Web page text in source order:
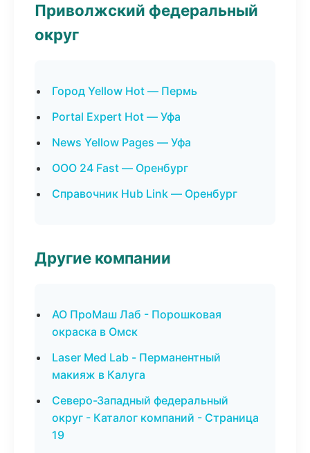
Приволжский федеральный
округ
Город Yellow Hot — Пермь
Portal Expert Hot — Уфа
News Yellow Pages — Уфа
ООО 24 Fast — Оренбург
Справочник Hub Link — Оренбург
Другие компании
АО ПроМаш Лаб - Порошковая
окраска в Омск
Laser Med Lab - Перманентный
макияж в Калуга
Северо-Западный федеральный
округ - Каталог компаний - Страница
19